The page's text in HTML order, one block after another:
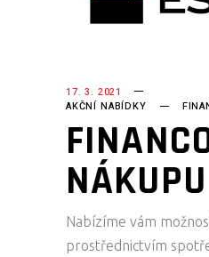
17. 3. 2021
AKČNÍ NABÍDKY
NÁKUPU
Nabízíme vám
prostřednictvím